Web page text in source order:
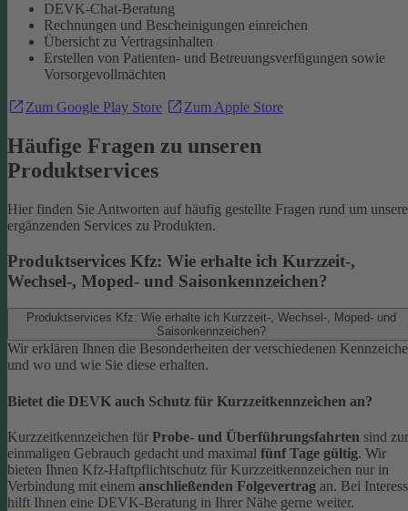
DEVK-Chat-Beratung
Rechnungen und Bescheinigungen einreichen
Übersicht zu Vertragsinhalten
Erstellen von Patienten- und Betreuungsverfügungen sowie
Vorsorgevollmächten
Zum Google Play Store Zum Apple Store
Häufige Fragen zu unseren
Produktservices
Hier finden Sie Antworten auf häufig gestellte Fragen rund um unsere
ergänzenden Services zu Produkten.
Produktservices Kfz: Wie erhalte ich Kurzzeit-,
Wechsel-, Moped- und Saisonkennzeichen?
Produktservices Kfz: Wie erhalte ich Kurzzeit-, Wechsel-, Moped- und
Saisonkennzeichen?
Wir erklären Ihnen die Besonderheiten der verschiedenen
und wo und wie Sie diese erhalten.
Bietet die DEVK auch Schutz für Kurzzeitkennzeichen an?
Kurzzeitkennzeichen für Probe- und Überführungsfahrten sind
einmaligen Gebrauch gedacht und maximal fünf Tage gültig. Wir
bieten Ihnen Kfz-Haftpflichtschutz für Kurzzeitkennzeichen nur in
Verbindung mit einem anschließenden Folgevertrag an. Bei
hilft Ihnen eine DEVK-Beratung in Ihrer Nähe gerne weiter.